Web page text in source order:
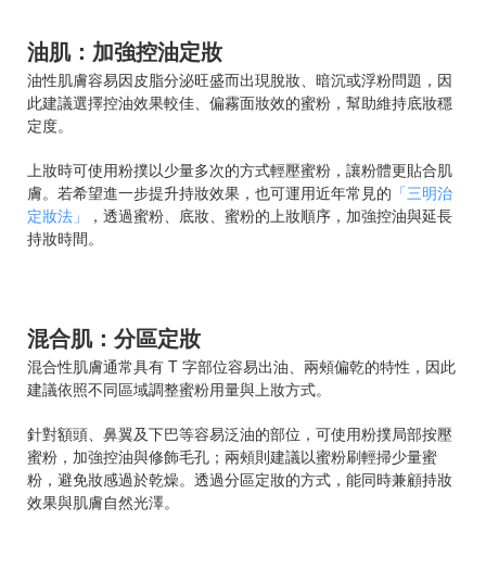
油肌：加強控油定妝
油性肌膚容易因皮脂分泌旺盛而出現脫妝、暗沉或浮粉問題，因
此建議選擇控油效果較佳、偏霧面妝效的蜜粉，幫助維持底妝穩
定度。
上妝時可使用粉撲以少量多次的方式輕壓蜜粉，讓粉體更貼合肌
膚。若希望進一步提升持妝效果，也可運用近年常見的 「三明治
定妝法」
，透過蜜粉、底妝、蜜粉的上妝順序，加強控油與延長
持妝時間。
混合肌：分區定妝
混合性肌膚通常具有 T 字部位容易出油、兩頰偏乾的特性，因此
建議依照不同區域調整蜜粉用量與上妝方式。
針對額頭、鼻翼及下巴等容易泛油的部位，可使用粉撲局部按壓
蜜粉，加強控油與修飾毛孔；兩頰則建議以蜜粉刷輕掃少量蜜
粉，避免妝感過於乾燥。透過分區定妝的方式，能同時兼顧持妝
效果與肌膚自然光澤。